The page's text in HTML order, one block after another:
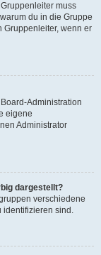
muss
du in die Gruppe
Gruppenleiter, wenn er
Administration
eigene
Administrator
dargestellt?
verschiedene
identifizieren sind.